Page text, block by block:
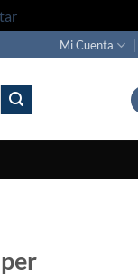
Mi Cuenta